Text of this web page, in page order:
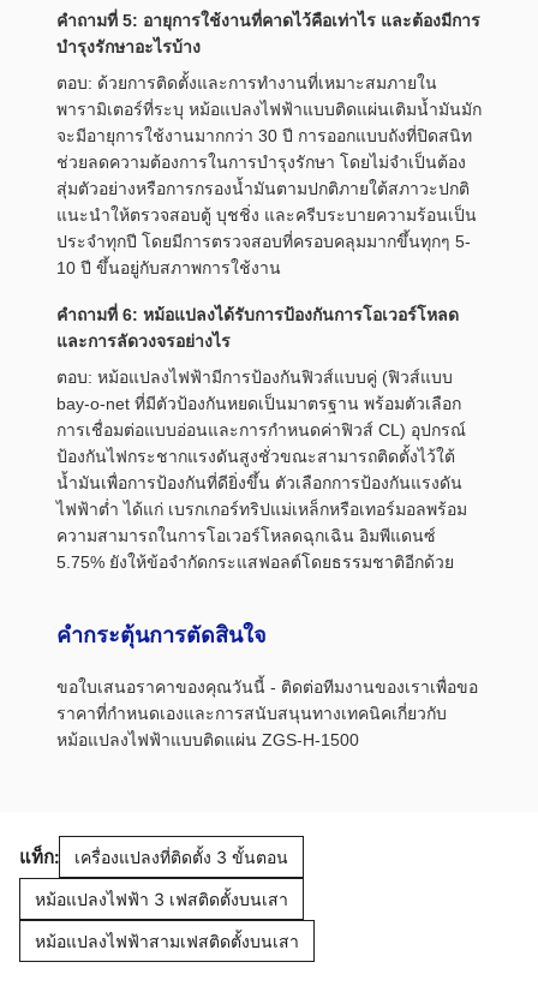
คำถามที่ 5: อายุการใช้งานที่คาดไว้คือเท่าไร และต้องมีการ
บำรุงรักษาอะไรบ้าง
ตอบ: ด้วยการติดตั้งและการทำงานที่เหมาะสมภายใน
พารามิเตอร์ที่ระบุ หม้อแปลงไฟฟ้าแบบติดแผ่นเติมน้ำมันมัก
จะมีอายุการใช้งานมากกว่า 30 ปี การออกแบบถังที่ปิดสนิท
ช่วยลดความต้องการในการบำรุงรักษา โดยไม่จำเป็นต้อง
สุ่มตัวอย่างหรือการกรองน้ำมันตามปกติภายใต้สภาวะปกติ
แนะนำให้ตรวจสอบตู้ บุชชิ่ง และครีบระบายความร้อนเป็น
ประจำทุกปี โดยมีการตรวจสอบที่ครอบคลุมมากขึ้นทุกๆ 5-
10 ปี ขึ้นอยู่กับสภาพการใช้งาน
คำถามที่ 6: หม้อแปลงได้รับการป้องกันการโอเวอร์โหลด
และการลัดวงจรอย่างไร
ตอบ: หม้อแปลงไฟฟ้ามีการป้องกันฟิวส์แบบคู่ (ฟิวส์แบบ
bay-o-net ที่มีตัวป้องกันหยดเป็นมาตรฐาน พร้อมตัวเลือก
การเชื่อมต่อแบบอ่อนและการกำหนดค่าฟิวส์ CL) อุปกรณ์
ป้องกันไฟกระชากแรงดันสูงชั่วขณะสามารถติดตั้งไว้ใต้
น้ำมันเพื่อการป้องกันที่ดียิ่งขึ้น ตัวเลือกการป้องกันแรงดัน
ไฟฟ้าต่ำ ได้แก่ เบรกเกอร์ทริปแม่เหล็กหรือเทอร์มอลพร้อม
ความสามารถในการโอเวอร์โหลดฉุกเฉิน อิมพีแดนซ์
5.75% ยังให้ข้อจำกัดกระแสฟอลต์โดยธรรมชาติอีกด้วย
คำกระตุ้นการตัดสินใจ
ขอใบเสนอราคาของคุณวันนี้ - ติดต่อทีมงานของเราเพื่อขอ
ราคาที่กำหนดเองและการสนับสนุนทางเทคนิคเกี่ยวกับ
หม้อแปลงไฟฟ้าแบบติดแผ่น ZGS-H-1500
แท็ก: เครื่องแปลงที่ติดตั้ง 3 ขั้นตอน
หม้อแปลงไฟฟ้า 3 เฟสติดตั้งบนเสา
หม้อแปลงไฟฟ้าสามเฟสติดตั้งบนเสา